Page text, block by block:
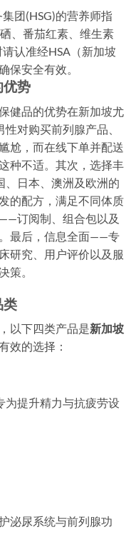
团(HSG)的营养师指
、番茄红素、维生素
认准经HSA（新加坡
保安全有效。
优势
健品的优势在新加坡尤
对购买前列腺产品、
尬，而在线下单并配送
种不适。其次， 选择丰
日本、澳洲及欧洲的
的配方，满足不同体质
——订阅制、组合包以及
最后， 信息全面——专
研究、用户评价以及服
策。
类
以下四类产品是新加坡
效的选择：
为提升精力与抗疲劳设
泌尿系统与前列腺功